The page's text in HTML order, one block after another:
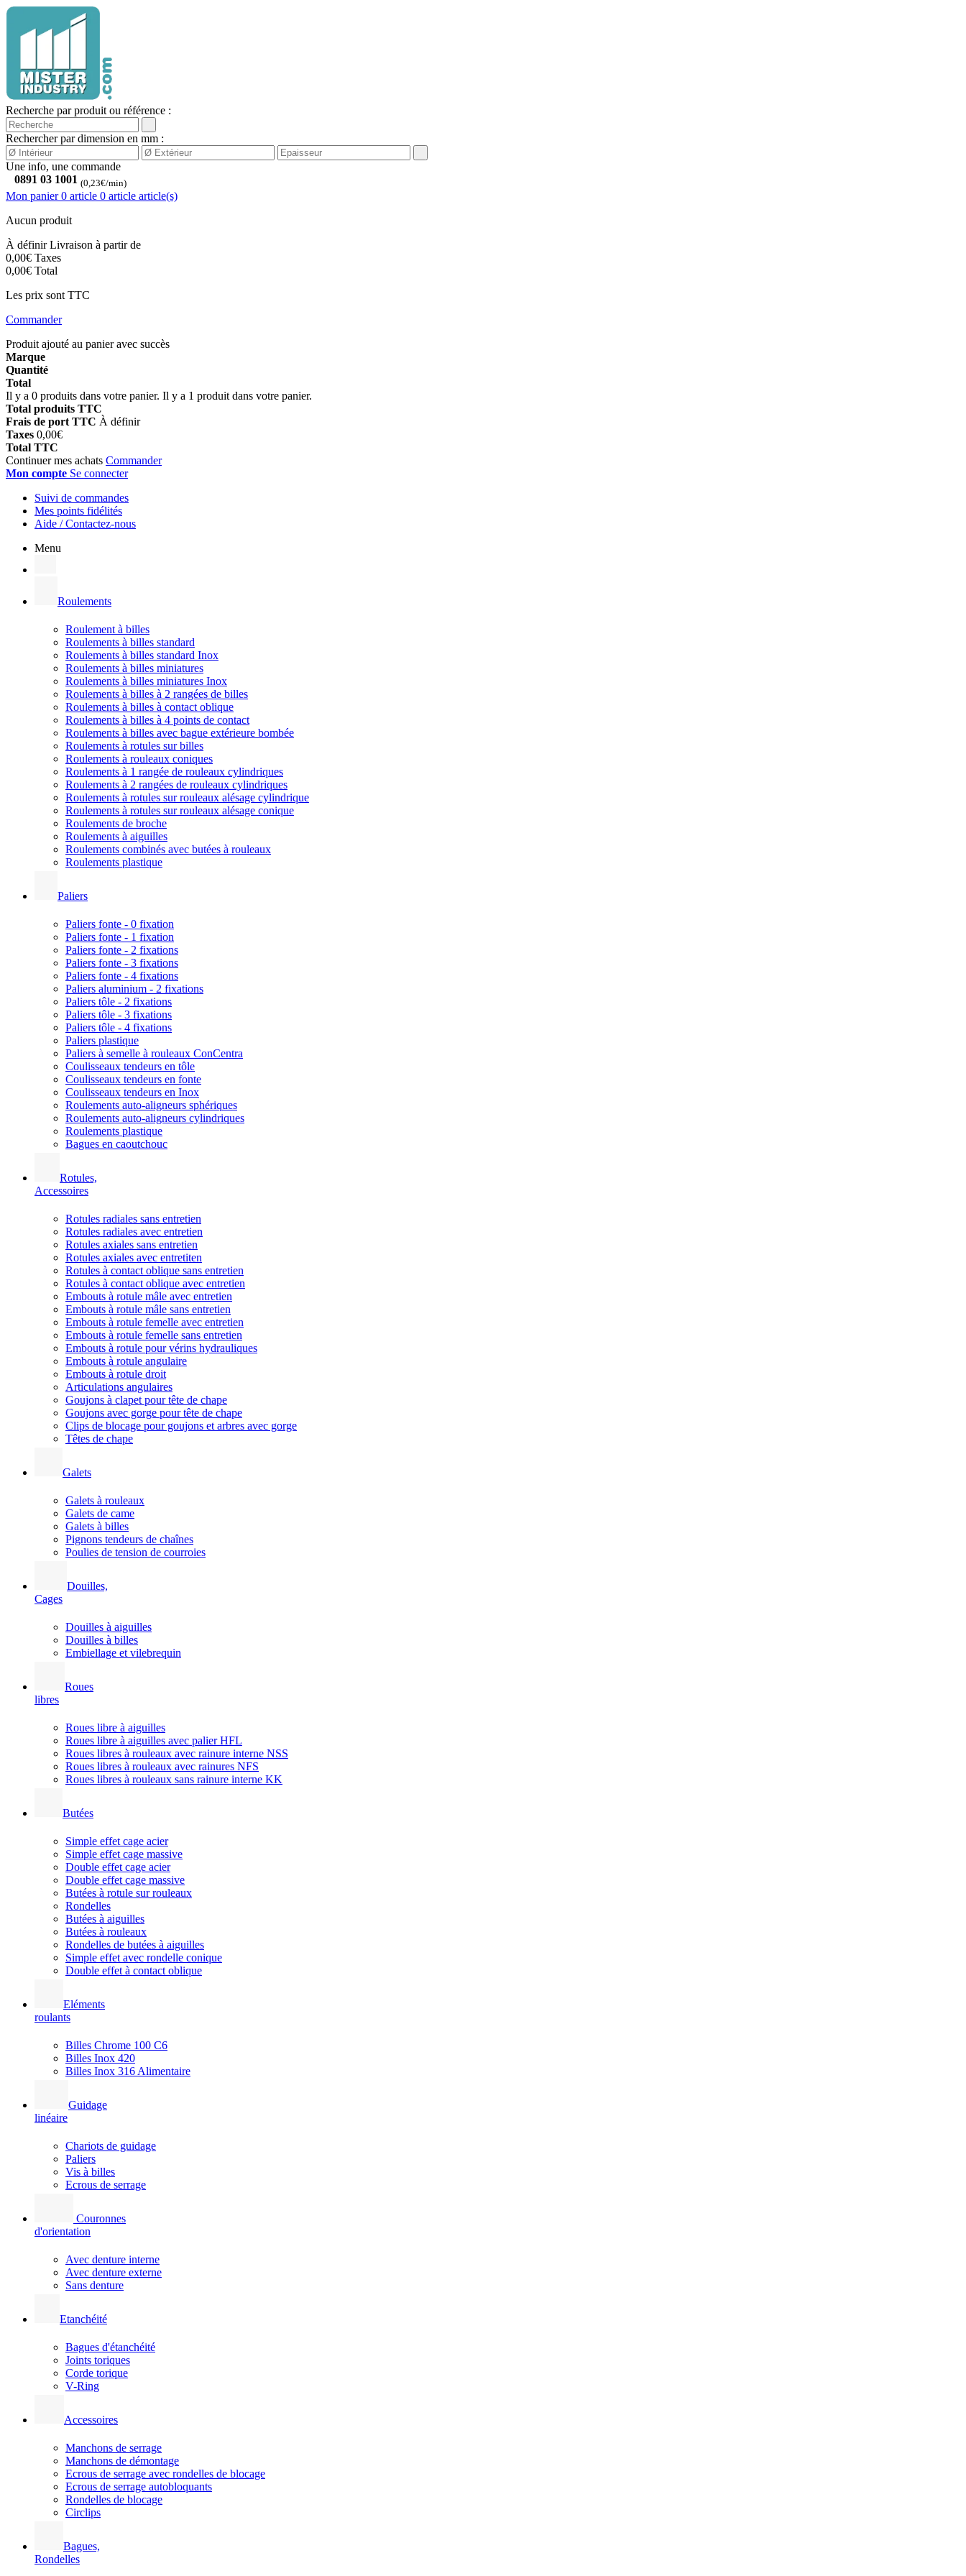
Recherche par produit ou référence :
Rechercher par dimension en mm :
Une info, une commande
0891 03 1001 (0,23€/min)
Mon panier 0 article 0 article article(s)
Aucun produit
À définirLivraison à partir de
0,00€ Taxes
0,00€ Total
Les prix sont TTC
Commander
Produit ajouté au panier avec succès
Marque
Quantité
Total
Il y a 0 produits dans votre panier. Il y a 1 produit dans votre panier.
Total produits TTC
Frais de port TTC À définir
Taxes 0,00€
Total TTC
Continuer mes achats Commander
Mon compte Se connecter
Suivi de commandes
Mes points fidélités
Aide / Contactez-nous
Menu
Roulements
Roulement à billes
Roulements à billes standard
Roulements à billes standard Inox
Roulements à billes miniatures
Roulements à billes miniatures Inox
Roulements à billes à 2 rangées de billes
Roulements à billes à contact oblique
Roulements à billes à 4 points de contact
Roulements à billes avec bague extérieure bombée
Roulements à rotules sur billes
Roulements à rouleaux coniques
Roulements à 1 rangée de rouleaux cylindriques
Roulements à 2 rangées de rouleaux cylindriques
Roulements à rotules sur rouleaux alésage cylindrique
Roulements à rotules sur rouleaux alésage conique
Roulements de broche
Roulements à aiguilles
Roulements combinés avec butées à rouleaux
Roulements plastique
Paliers
Paliers fonte - 0 fixation
Paliers fonte - 1 fixation
Paliers fonte - 2 fixations
Paliers fonte - 3 fixations
Paliers fonte - 4 fixations
Paliers aluminium - 2 fixations
Paliers tôle - 2 fixations
Paliers tôle - 3 fixations
Paliers tôle - 4 fixations
Paliers plastique
Paliers à semelle à rouleaux ConCentra
Coulisseaux tendeurs en tôle
Coulisseaux tendeurs en fonte
Coulisseaux tendeurs en Inox
Roulements auto-aligneurs sphériques
Roulements auto-aligneurs cylindriques
Roulements plastique
Bagues en caoutchouc
Rotules,
Accessoires
Rotules radiales sans entretien
Rotules radiales avec entretien
Rotules axiales sans entretien
Rotules axiales avec entretiten
Rotules à contact oblique sans entretien
Rotules à contact oblique avec entretien
Embouts à rotule mâle avec entretien
Embouts à rotule mâle sans entretien
Embouts à rotule femelle avec entretien
Embouts à rotule femelle sans entretien
Embouts à rotule pour vérins hydrauliques
Embouts à rotule angulaire
Embouts à rotule droit
Articulations angulaires
Goujons à clapet pour tête de chape
Goujons avec gorge pour tête de chape
Clips de blocage pour goujons et arbres avec gorge
Têtes de chape
Galets
Galets à rouleaux
Galets de came
Galets à billes
Pignons tendeurs de chaînes
Poulies de tension de courroies
Douilles,
Cages
Douilles à aiguilles
Douilles à billes
Embiellage et vilebrequin
Roues
libres
Roues libre à aiguilles
Roues libre à aiguilles avec palier HFL
Roues libres à rouleaux avec rainure interne NSS
Roues libres à rouleaux avec rainures NFS
Roues libres à rouleaux sans rainure interne KK
Butées
Simple effet cage acier
Simple effet cage massive
Double effet cage acier
Double effet cage massive
Butées à rotule sur rouleaux
Rondelles
Butées à aiguilles
Butées à rouleaux
Rondelles de butées à aiguilles
Simple effet avec rondelle conique
Double effet à contact oblique
Eléments
roulants
Billes Chrome 100 C6
Billes Inox 420
Billes Inox 316 Alimentaire
Guidage
linéaire
Chariots de guidage
Paliers
Vis à billes
Ecrous de serrage
Couronnes
d'orientation
Avec denture interne
Avec denture externe
Sans denture
Etanchéité
Bagues d'étanchéité
Joints toriques
Corde torique
V-Ring
Accessoires
Manchons de serrage
Manchons de démontage
Ecrous de serrage avec rondelles de blocage
Ecrous de serrage autobloquants
Rondelles de blocage
Circlips
Bagues,
Rondelles